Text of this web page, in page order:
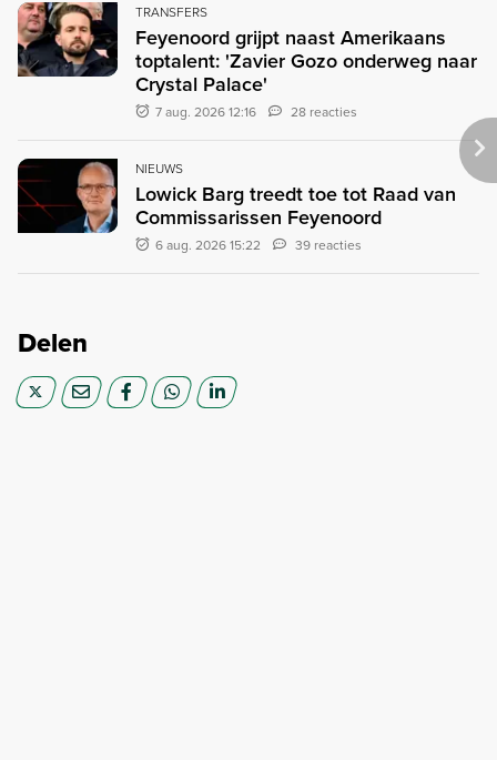
TRANSFERS
Feyenoord grijpt naast Amerikaans
toptalent: 'Zavier Gozo onderweg naar
Crystal Palace'
7 aug. 2026 12:16 28 reacties
NIEUWS
Lowick Barg treedt toe tot Raad van
Commissarissen Feyenoord
6 aug. 2026 15:22 39 reacties
Delen